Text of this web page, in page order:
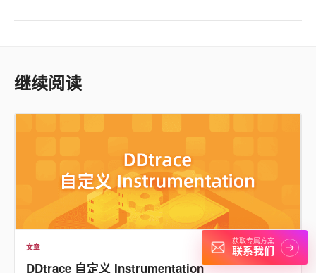
继续阅读
文章 2022.09.16
DDtrace 自定义 Instrumentation
获取专属方案
联系我们 →